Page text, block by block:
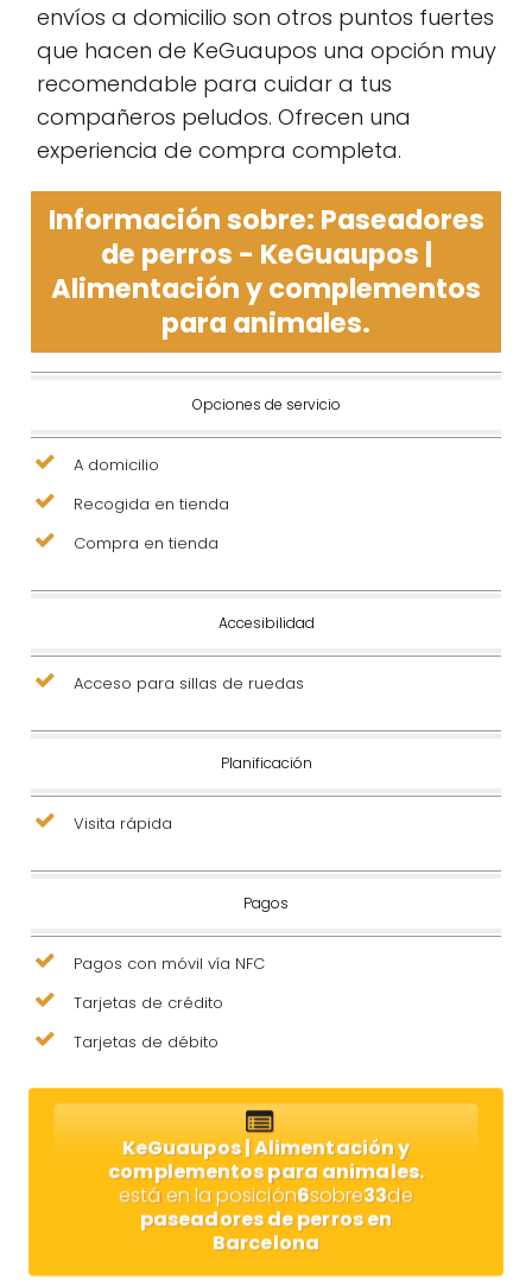
envíos a domicilio son otros puntos fuertes
que hacen de KeGuaupos una opción muy
recomendable para cuidar a tus
compañeros peludos. Ofrecen una
experiencia de compra completa.
Información sobre: Paseadores
de perros - KeGuaupos |
Alimentación y complementos
para animales.
Opciones de servicio
A domicilio
Recogida en tienda
Compra en tienda
Accesibilidad
Acceso para sillas de ruedas
Planificación
Visita rápida
Pagos
Pagos con móvil vía NFC
Tarjetas de crédito
Tarjetas de débito
KeGuaupos | Alimentación y
complementos para animales.
está en la posición6sobre33de
paseadores de perros en
Barcelona